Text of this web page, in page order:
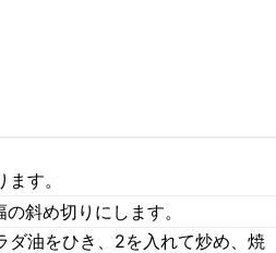
す。
斜め切りにします。
ダ油をひき、2を入れて炒め、焼